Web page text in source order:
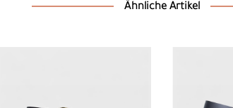
Ähnliche Artikel